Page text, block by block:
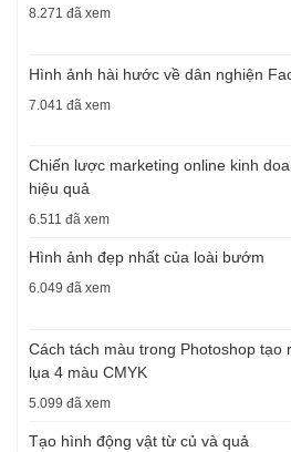
8.271 đã xem
Hình ảnh hài hước về dân nghiện
7.041 đã xem
Chiến lược marketing online kinh
hiệu quả
6.511 đã xem
Hình ảnh đẹp nhất của loài bướm
6.049 đã xem
Cách tách màu trong Photoshop tạo
lụa 4 màu CMYK
5.099 đã xem
Tạo hình động vật từ củ và quả